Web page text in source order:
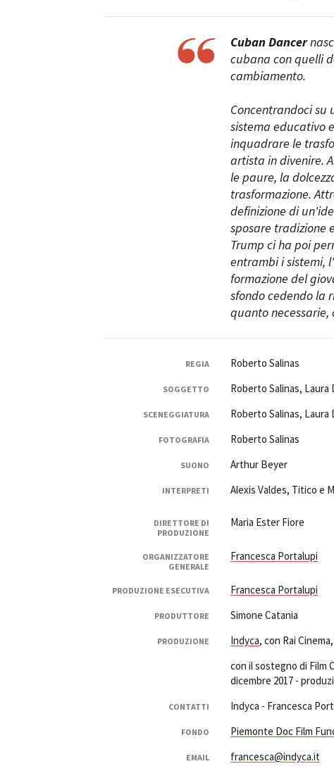
Cuban Dancer
cubana con quelli
cambiamento.
Concentrandoci su
sistema educativo
inquadrare le
artista in divenire.
le paure, la
trasformazione.
definizione di
sposare tradizione
Trump ci ha poi
entrambi i sistemi,
formazione del
sfondo cedendo la
quanto necessarie,
REGIA Roberto Salinas
SOGGETTO Roberto Salinas, Laura
SCENEGGIATURA Roberto Salinas, Laura
FOTOGRAFIA Roberto Salinas
SUONO Arthur Beyer
INTERPRETI Alexis Valdes, Titico e
DIRETTORE DI
PRODUZIONE
Maria Ester Fiore
ORGANIZZATORE
GENERALE
Francesca Portalupi
PRODUZIONE ESECUTIVA Francesca Portalupi
PRODUTTORE Simone Catania
PRODUZIONE Indyca, con Rai
con il sostegno di Film
dicembre 2017 -
CONTATTI Indyca - Francesca
FONDO Piemonte Doc Film
EMAIL francesca@indyca.it